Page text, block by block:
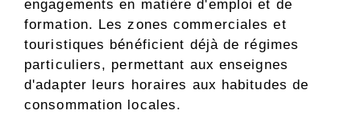
engagements en matière d'emploi et de
formation. Les zones commerciales et
touristiques bénéficient déjà de régimes
particuliers, permettant aux enseignes
d'adapter leurs horaires aux habitudes de
consommation locales.